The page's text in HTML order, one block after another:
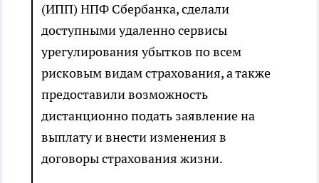
(ИПП) НПФ Сбербанка, сделали
доступными удаленно сервисы
урегулирования убытков по всем
рисковым видам страхования, а также
предоставили возможность
дистанционно подать заявление на
выплату и внести изменения в
договоры страхования жизни.